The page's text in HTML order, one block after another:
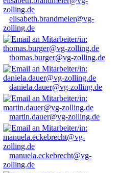
elisabeth.brandmeier@vg-
zolling.de
thomas.burger@vg-zolling.de
daniela.dauer@vg-zolling.de
martin.dauer@vg-zolling.de
manuela.eckebrecht@vg-
zolling.de